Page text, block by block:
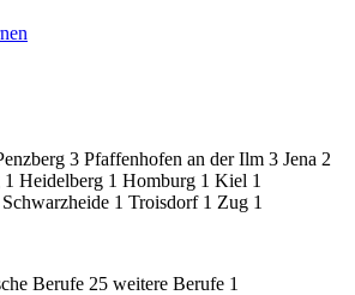
3 Pfaffenhofen an der Ilm 3 Jena 2
1 Heidelberg 1 Homburg 1 Kiel 1
Schwarzheide 1 Troisdorf 1 Zug 1
Berufe 25 weitere Berufe 1